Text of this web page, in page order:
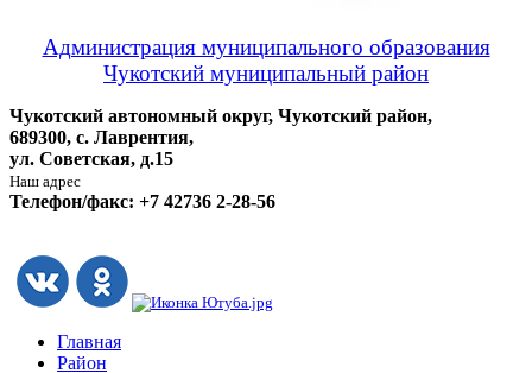
Администрация муниципального образования
Чукотский муниципальный район
Чукотский автономный округ, Чукотский район,
689300, с. Лаврентия,
ул. Советская, д.15
Наш адрес
Телефон/факс: +7 42736 2-28-56
Главная
Район